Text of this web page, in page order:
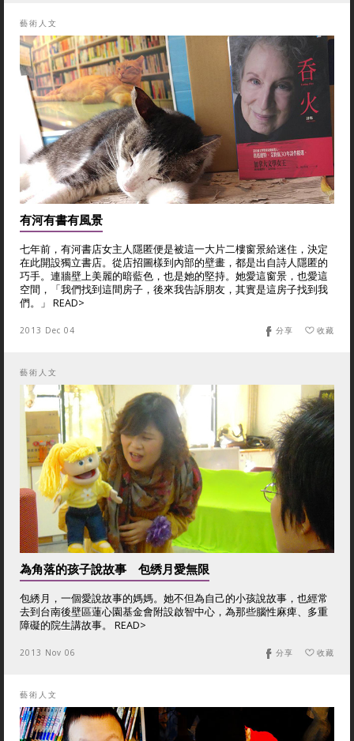
藝術人文
有河有書有風景
七年前，有河書店女主人隱匿便是被這一大片二樓窗景給迷住，決定
在此開設獨立書店。從店招圖樣到內部的壁畫，都是出自詩人隱匿的
巧手。連牆壁上美麗的暗藍色，也是她的堅持。她愛這窗景，也愛這
空間，「我們找到這間房子，後來我告訴朋友，其實是這房子找到我
們。」 READ>
2013 Dec 04 收藏
分享
藝術人文
為角落的孩子說故事 包绣月愛無限
包綉月，一個愛說故事的媽媽。她不但為自己的小孩說故事，也經常
去到台南後壁區蓮心園基金會附設啟智中心，為那些腦性麻痺、多重
障礙的院生講故事。 READ>
2013 Nov 06 收藏
分享
藝術人文